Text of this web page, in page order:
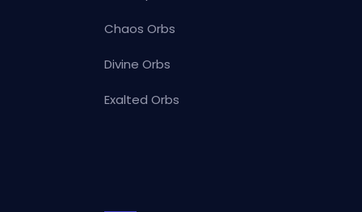
Chaos Orbs
Divine Orbs
Exalted Orbs